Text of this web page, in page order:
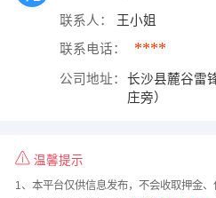
联系人： 王小姐
联系电话： ****
公司地址：
长沙县麓谷雷
庄旁）
温馨提示
1、本平台仅供信息发布，不会收取押金、